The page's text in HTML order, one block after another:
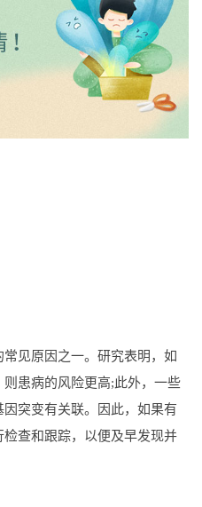
见原因之一。研究表明，如
患病的风险更高;此外，一些
突变有关联。因此，如果有
查和跟踪，以便及早发现并